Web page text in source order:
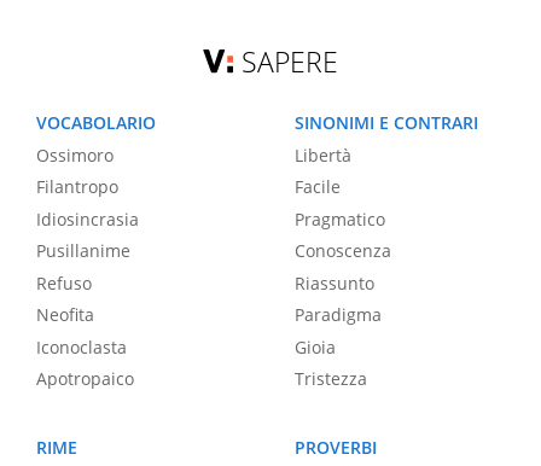
SAPERE
VOCABOLARIO
Ossimoro
Filantropo
Idiosincrasia
Pusillanime
Refuso
Neofita
Iconoclasta
Apotropaico
SINONIMI E CONTRARI
Libertà
Facile
Pragmatico
Conoscenza
Riassunto
Paradigma
Gioia
Tristezza
RIME
PROVERBI